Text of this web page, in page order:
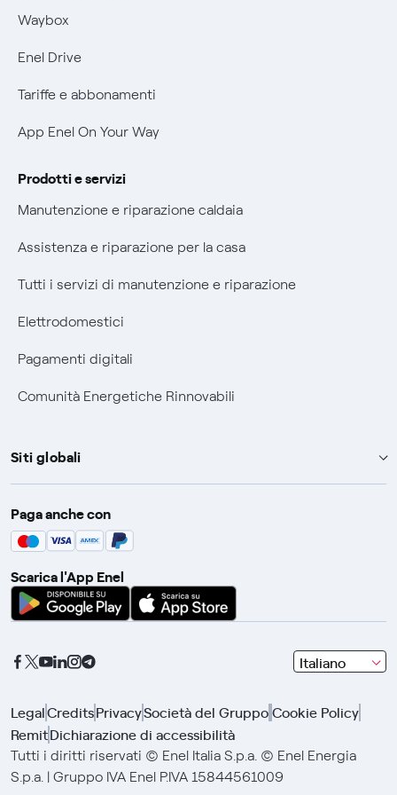
Mobilità Elettrica
Phishing e truffe online
Verifica chi ti ha chiamato
Agevolazione utenti con disabilità per offerte Fibra
Waybox
Enel Drive
Tariffe e abbonamenti
App Enel On Your Way
Prodotti e servizi
Manutenzione e riparazione caldaia
Assistenza e riparazione per la casa
Tutti i servizi di manutenzione e riparazione
Elettrodomestici
Pagamenti digitali
Comunità Energetiche Rinnovabili
Siti globali
Enel Group
Enel Green Power
Global Procurement
Gridspertise
Paga anche con
Scarica l'App Enel
Italiano
seleziona
una
con
frecce
LegalCreditsPrivacySocietà del GruppoCookie Policy
RemitDichiarazione di accessibilità
Tutti i diritti riservati © Enel Italia S.p.a. © Enel Energia
S.p.a. | Gruppo IVA Enel P.IVA 15844561009